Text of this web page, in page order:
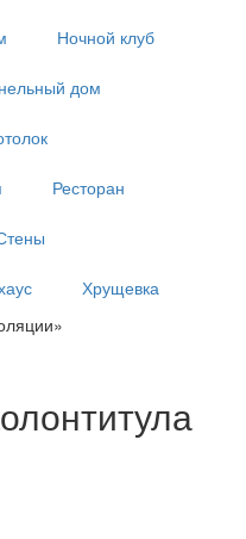
Ночной клуб
дом
Ресторан
Хрущевка